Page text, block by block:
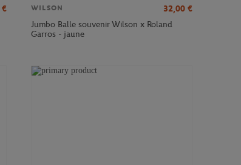
€
WILSON 32,00 €
Jumbo Balle souvenir Wilson x Roland
Garros - jaune